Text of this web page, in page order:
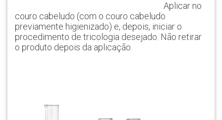
Aplicar no
couro cabeludo (com o couro cabeludo
previamente higienizado) e, depois, iniciar o
procedimento de tricologia desejado. Não retirar
o produto depois da aplicação.